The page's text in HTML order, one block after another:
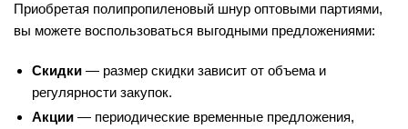
Приобретая полипропиленовый шнур оптовыми партиями,
вы можете воспользоваться выгодными предложениями:
Скидки — размер скидки зависит от объема и
регулярности закупок.
Акции — периодические временные предложения,